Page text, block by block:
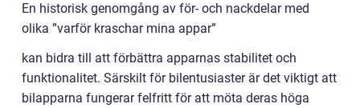
En historisk genomgång av för- och nackdelar med
olika ”varför kraschar mina appar”
kan bidra till att förbättra apparnas stabilitet och
funktionalitet. Särskilt för bilentusiaster är det viktigt att
bilapparna fungerar felfritt för att möta deras höga